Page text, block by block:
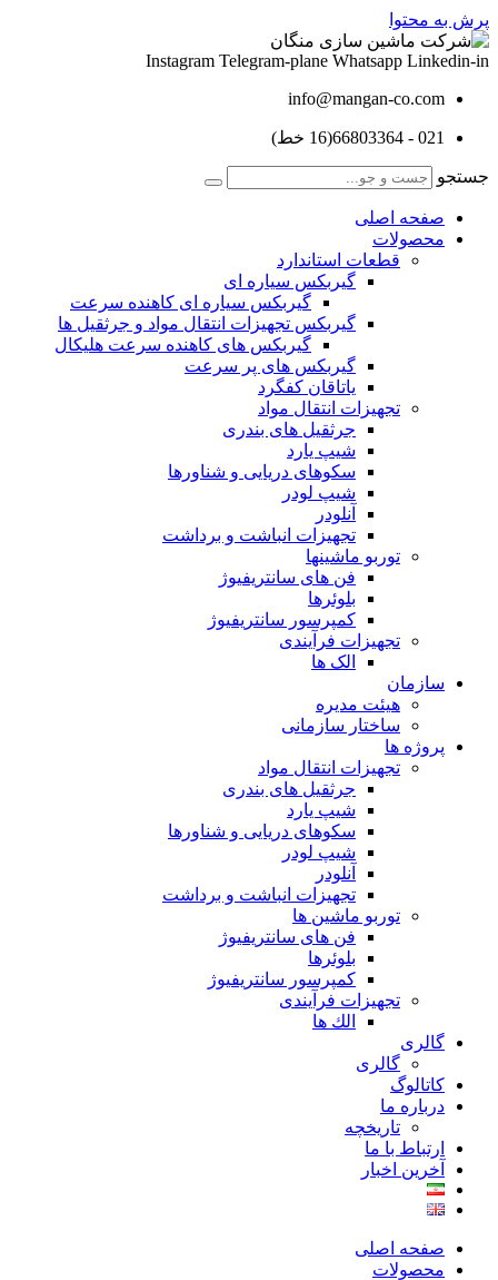
پرش به محتوا
Instagram Telegram-plane Whatsapp Linkedin-in
info@mangan-co.com
021 - 66803364(16 خط)
جستجو
صفحه اصلی
محصولات
قطعات استاندارد
گيربكس سياره ای
گيربكس سياره ای كاهنده سرعت
گيربكس تجهيزات انتقال مواد و جرثقيل ها
گيربكس های كاهنده سرعت هليكال
گيربكس های پر سرعت
ياتاقان كفگرد
تجهیزات انتقال مواد
جرثقیل های بندری
شیپ یارد
سکوهای دریایی و شناورها
شیپ لودر
آنلودر
تجهیزات انباشت و برداشت
توربو ماشینها
فن های سانتریفیوژ
بلوئرها
کمپرسور سانتریفیوژ
تجهیزات فرآیندی
الک ها
سازمان
هيئت مديره
ساختار سازمانی
پروژه ها
تجهيزات انتقال مواد
جرثقيل های بندری
شيپ يارد
سكوهای دريايی و شناورها
شيپ لودر
آنلودر
تجهيزات انباشت و برداشت
توربو ماشين ها
فن های سانتريفيوژ
بلوئرها
کمپرسور سانتریفیوژ
تجهیزات فرآیندی
الك ها
گالری
گالری
کاتالوگ
درباره ما
تاريخچه
ارتباط با ما
آخرین اخبار
صفحه اصلی
محصولات